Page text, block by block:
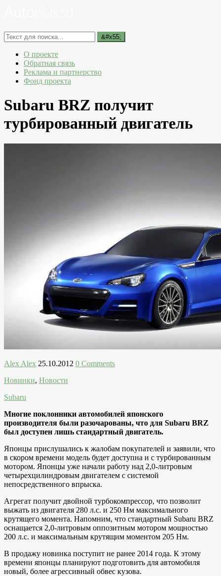
О проекте
Обратная связь
Реклама и партнерство
Фонд проекта
Subaru BRZ получит
турбированный двигатель
Alex Alex 25.10.2012 0 Comments
Новинки, Новости
Subaru
Многие поклонники автомобилей японского
производителя были разочарованы, что для Subaru BRZ
был доступен лишь стандартный двигатель.
Японцы прислушались к жалобам покупателей и заявили, что
в скором времени модель будет доступна и с турбированным
мотором. Японцы уже начали работу над 2,0-литровым
четырехцилиндровым двигателем с системой
непосредственного впрыска.
Агрегат получит двойной турбокомпрессор, что позволит
выжать из двигателя 280 л.с. и 250 Нм максимального
крутящего момента. Напомним, что стандартный Subaru BRZ
оснащается 2,0-литровым оппозитным мотором мощностью
200 л.с. и максимальным крутящим моментом 205 Нм.
В продажу новинка поступит не ранее 2014 года. К этому
времени японцы планируют подготовить для автомобиля
новый, более агрессивный обвес кузова.